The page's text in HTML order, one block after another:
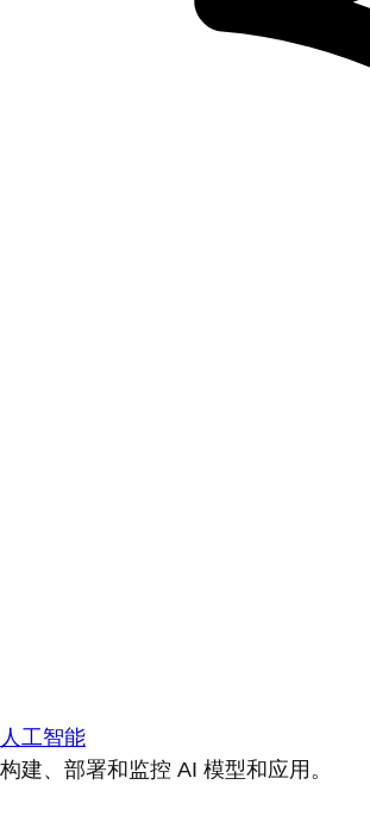
人工智能
构建、部署和监控 AI 模型和应用。